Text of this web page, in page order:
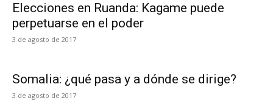
Elecciones en Ruanda: Kagame puede
perpetuarse en el poder
3 de agosto de 2017
Somalia: ¿qué pasa y a dónde se dirige?
3 de agosto de 2017